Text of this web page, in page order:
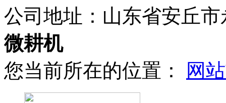
公司地址： 山东省安丘
微耕机
您当前所在的位置：
网